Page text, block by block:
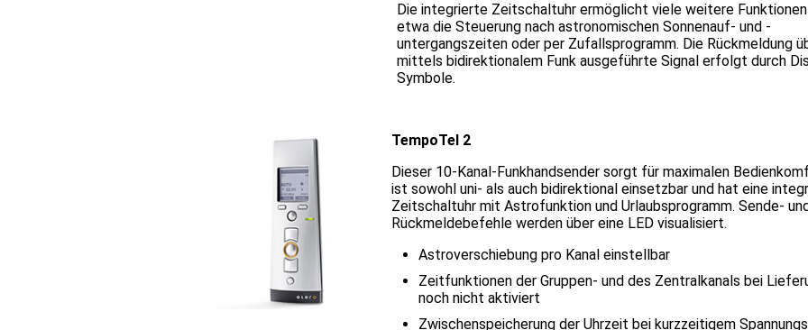
Die integrierte Zeitschaltuhr ermöglicht viele weitere
etwa die Steuerung nach astronomischen Sonnenauf- und -
untergangszeiten oder per Zufallsprogramm. Die Rückmeldung
mittels bidirektionalem Funk ausgeführte Signal erfolgt durch
Symbole.
TempoTel 2
Dieser 10-Kanal-Funkhandsender sorgt für maximalen
ist sowohl uni- als auch bidirektional einsetzbar und hat eine
Zeitschaltuhr mit Astrofunktion und Urlaubsprogramm. Sende- und
Rückmeldebefehle werden über eine LED visualisiert.
Astroverschiebung pro Kanal einstellbar
Zeitfunktionen der Gruppen- und des Zentralkanals bei
noch nicht aktiviert
Zwischenspeicherung der Uhrzeit bei kurzzeitigem